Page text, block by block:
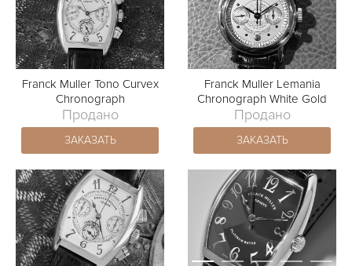
Franck Muller Tono Curvex
Chronograph
Продано
ЗАКАЗАТЬ
Franck Muller Lemania
Chronograph White Gold
Продано
ЗАКАЗАТЬ